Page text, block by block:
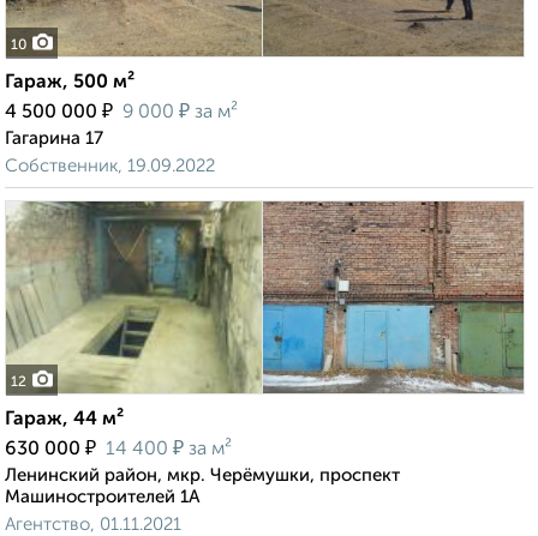
10
Гараж, 500 м²
4 500 000 ₽ 9 000 ₽ за м²
Гагарина 17
Собственник, 19.09.2022
12
Гараж, 44 м²
630 000 ₽ 14 400 ₽ за м²
Ленинский район, мкр. Черёмушки, проспект
Машиностроителей 1А
Агентство, 01.11.2021